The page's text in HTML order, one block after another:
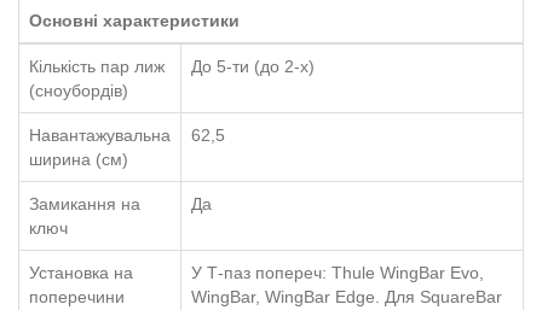
Основні характеристики
Кількість пар лиж
(сноубордів)
До 5-ти (до 2-х)
Навантажувальна
ширина (см)
62,5
Замикання на
ключ
Да
Установка на
поперечини
У Т-паз попереч: Thule WingBar Evo,
WingBar, WingBar Edge. Для SquareBar